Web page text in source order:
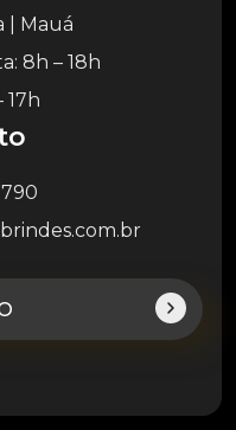
| Mauá
8h – 18h
17h